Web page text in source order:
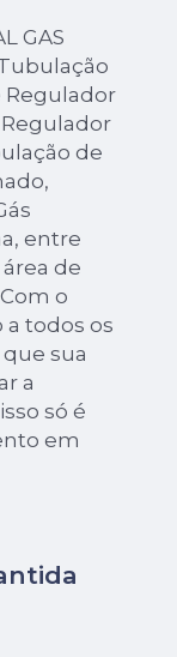
GAS
Regulador
de
entre
de
Com o
a todos os
sua
a
só é
em